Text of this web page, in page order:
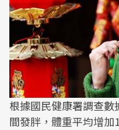
根據國民健康署調查
間發胖，體重平均增加